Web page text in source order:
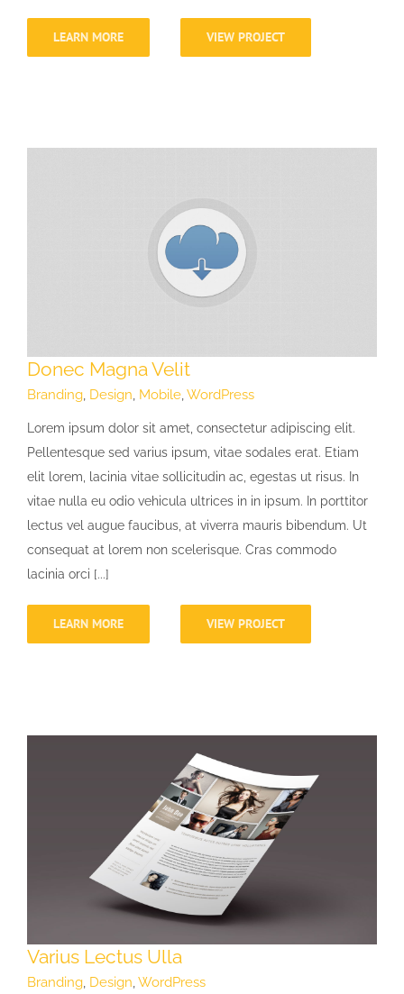
LEARN MORE VIEW PROJECT
Donec Magna Velit
Branding, Design, Mobile,WordPress
Lorem ipsum dolor sit amet, consectetur adipiscing elit.
Pellentesque sed varius ipsum, vitae sodales erat. Etiam
elit lorem, lacinia vitae sollicitudin ac, egestas ut risus. In
vitae nulla eu odio vehicula ultrices in in ipsum. In porttitor
lectus vel augue faucibus, at viverra mauris bibendum. Ut
consequat at lorem non scelerisque. Cras commodo
lacinia orci [...]
LEARN MORE VIEW PROJECT
Varius Lectus Ulla
Branding, Design,WordPress